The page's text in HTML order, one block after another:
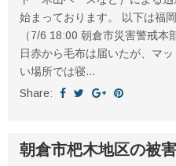
始まっております。 以下は福
（7/6 18:00 朝倉市災害警戒本
日赤から毛布は届いたが、マ
い場所では寝...
Share:
朝倉市杷木地区の被